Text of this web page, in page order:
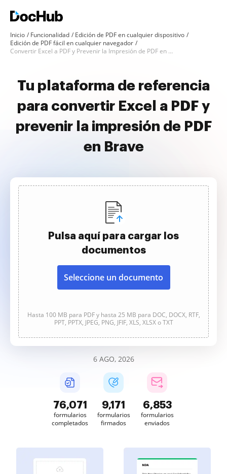
Inicio Funcionalidad
Edición de PDF en cualquier dispositivo
Edición de PDF fácil en cualquier navegador
Convertir Excel a PDF y Prevenir la Impresión de PDF en Brave
Tu plataforma de referencia
para convertir Excel a PDF y
prevenir la impresión de PDF
en Brave
Pulsa aquí para cargar los
documentos
Seleccione un documento
Hasta 100 MB para PDF y hasta 25 MB para DOC, DOCX, RTF,
PPT, PPTX, JPEG, PNG, JFIF, XLS, XLSX o TXT
6 AGO, 2026
76,072
formularios
completados
9,171
formularios
firmados
6,853
formularios
enviados